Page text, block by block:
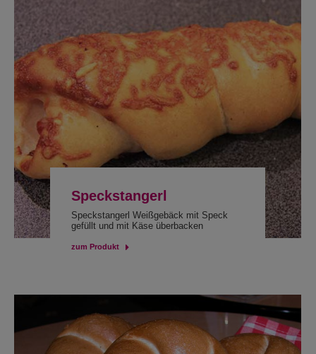
Speckstangerl
Speckstangerl Weißgebäck mit Speck
gefüllt und mit Käse überbacken
zum Produkt